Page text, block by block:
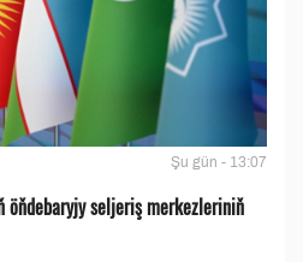
Şu gün - 13:07
öňdebaryjy seljeriş merkezleriniň